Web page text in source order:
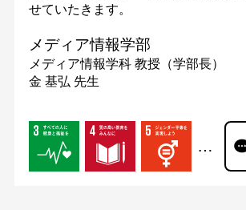
せていたきます。
メディア情報学部
メディア情報学科 教授（学部長）
金 基弘 先生
…